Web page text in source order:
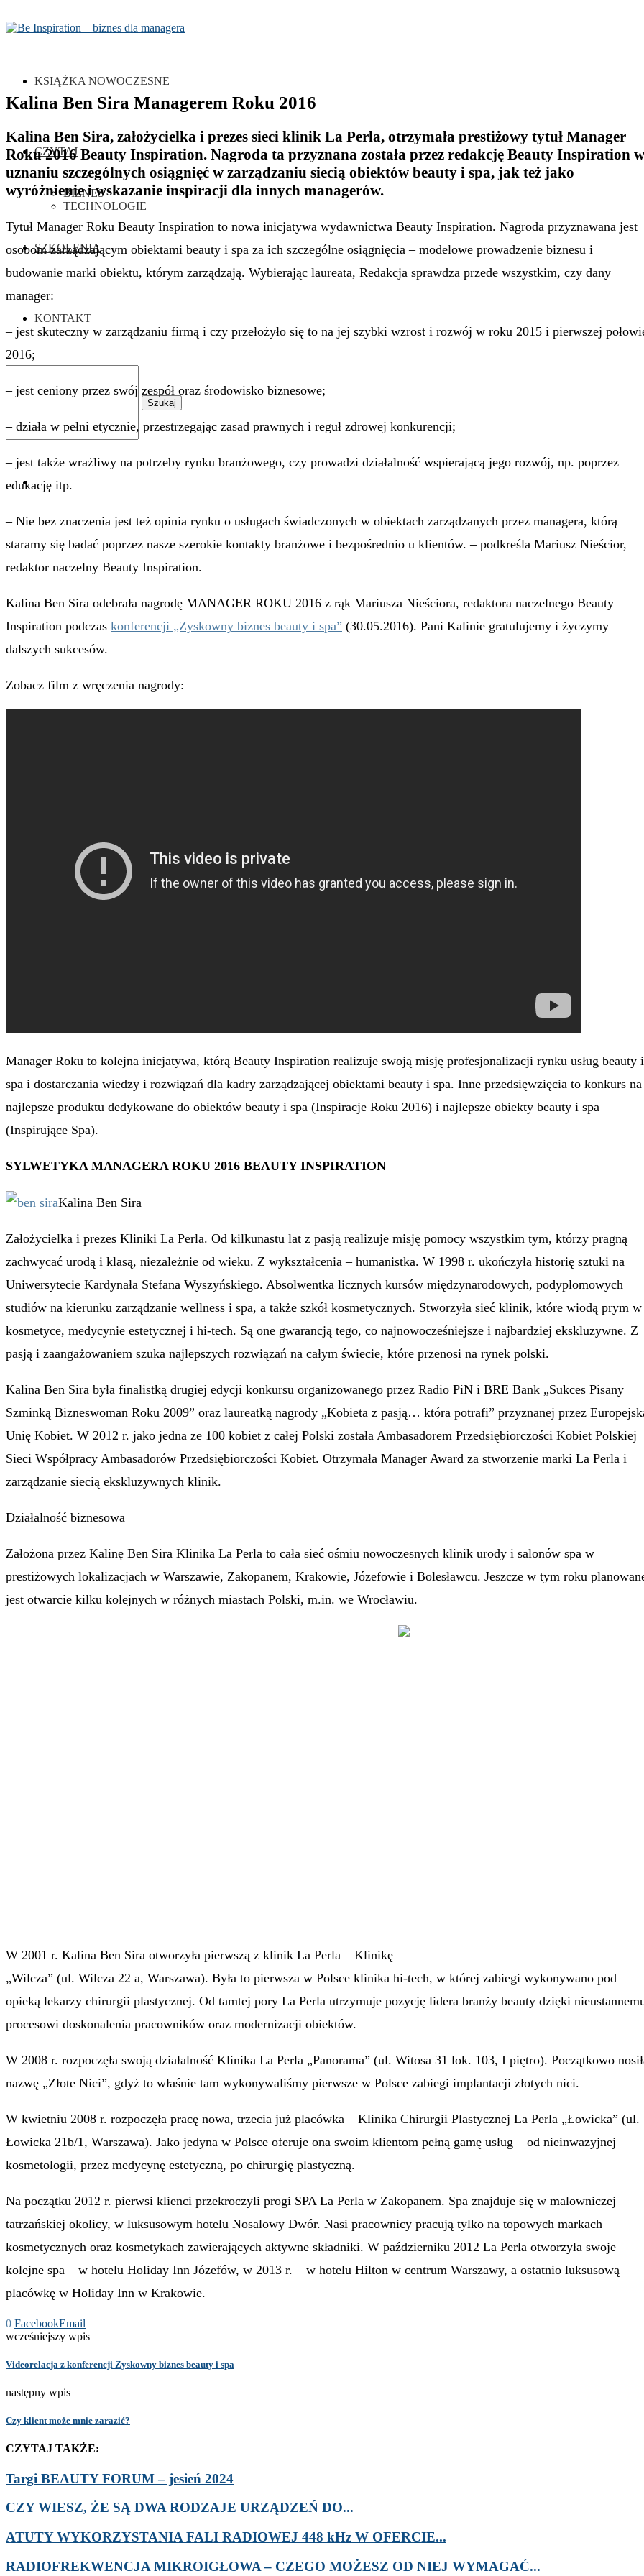
KSIĄŻKA NOWOCZESNE
CZYTAJ
BIZNES
TECHNOLOGIE
SZKOLENIA
KONTAKT
Szukaj
0
Kalina Ben Sira Managerem Roku 2016
Kalina Ben Sira, założycielka i prezes sieci klinik La Perla, otrzymała prestiżowy tytuł Manager
Roku 2016 Beauty Inspiration. Nagroda ta przyznana została przez redakcję Beauty Inspiration w
uznaniu szczególnych osiągnięć w zarządzaniu siecią obiektów beauty i spa, jak też jako
wyróżnienie i wskazanie inspiracji dla innych managerów.
Tytuł Manager Roku Beauty Inspiration to nowa inicjatywa wydawnictwa Beauty Inspiration. Nagroda przyznawana jest
osobom zarządzającym obiektami beauty i spa za ich szczególne osiągnięcia – modelowe prowadzenie biznesu i
budowanie marki obiektu, którym zarządzają. Wybierając laureata, Redakcja sprawdza przede wszystkim, czy dany
manager:
– jest skuteczny w zarządzaniu firmą i czy przełożyło się to na jej szybki wzrost i rozwój w roku 2015 i pierwszej
2016;
– jest ceniony przez swój zespół oraz środowisko biznesowe;
– działa w pełni etycznie, przestrzegając zasad prawnych i reguł zdrowej konkurencji;
– jest także wrażliwy na potrzeby rynku branżowego, czy prowadzi działalność wspierającą jego rozwój, np. poprzez
edukację itp.
– Nie bez znaczenia jest też opinia rynku o usługach świadczonych w obiektach zarządzanych przez managera, którą
staramy się badać poprzez nasze szerokie kontakty branżowe i bezpośrednio u klientów. – podkreśla Mariusz Nieścior,
redaktor naczelny Beauty Inspiration.
Kalina Ben Sira odebrała nagrodę MANAGER ROKU 2016 z rąk Mariusza Nieściora, redaktora naczelnego Beauty
Inspiration podczas konferencji „Zyskowny biznes beauty i spa” (30.05.2016). Pani Kalinie gratulujemy i życzymy
dalszych sukcesów.
Zobacz film z wręczenia nagrody:
Manager Roku to kolejna inicjatywa, którą Beauty Inspiration realizuje swoją misję profesjonalizacji rynku usług beauty i
spa i dostarczania wiedzy i rozwiązań dla kadry zarządzającej obiektami beauty i spa. Inne przedsięwzięcia to konkurs na
najlepsze produktu dedykowane do obiektów beauty i spa (Inspiracje Roku 2016) i najlepsze obiekty beauty i spa
(Inspirujące Spa).
SYLWETYKA MANAGERA ROKU 2016 BEAUTY INSPIRATION
Kalina Ben Sira
Założycielka i prezes Kliniki La Perla. Od kilkunastu lat z pasją realizuje misję pomocy wszystkim tym, którzy pragną
zachwycać urodą i klasą, niezależnie od wieku. Z wykształcenia – humanistka. W 1998 r. ukończyła historię sztuki na
Uniwersytecie Kardynała Stefana Wyszyńskiego. Absolwentka licznych kursów międzynarodowych, podyplomowych
studiów na kierunku zarządzanie wellness i spa, a także szkół kosmetycznych. Stworzyła sieć klinik, które wiodą prym w
kosmetyce, medycynie estetycznej i hi-tech. Są one gwarancją tego, co najnowocześniejsze i najbardziej ekskluzywne. Z
pasją i zaangażowaniem szuka najlepszych rozwiązań na całym świecie, które przenosi na rynek polski.
Kalina Ben Sira była finalistką drugiej edycji konkursu organizowanego przez Radio PiN i BRE Bank „Sukces Pisany
Szminką Bizneswoman Roku 2009” oraz laureatką nagrody „Kobieta z pasją… która potrafi” przyznanej przez
Unię Kobiet. W 2012 r. jako jedna ze 100 kobiet z całej Polski została Ambasadorem Przedsiębiorczości Kobiet Polskiej
Sieci Współpracy Ambasadorów Przedsiębiorczości Kobiet. Otrzymała Manager Award za stworzenie marki La Perla i
zarządzanie siecią ekskluzywnych klinik.
Działalność biznesowa
Założona przez Kalinę Ben Sira Klinika La Perla to cała sieć ośmiu nowoczesnych klinik urody i salonów spa w
prestiżowych lokalizacjach w Warszawie, Zakopanem, Krakowie, Józefowie i Bolesławcu. Jeszcze w tym roku
jest otwarcie kilku kolejnych w różnych miastach Polski, m.in. we Wrocławiu.
W 2001 r. Kalina Ben Sira otworzyła pierwszą z klinik La Perla – Klinikę
„Wilcza” (ul. Wilcza 22 a, Warszawa). Była to pierwsza w Polsce klinika hi-tech, w której zabiegi wykonywano pod
opieką lekarzy chirurgii plastycznej. Od tamtej pory La Perla utrzymuje pozycję lidera branży beauty dzięki
procesowi doskonalenia pracowników oraz modernizacji obiektów.
W 2008 r. rozpoczęła swoją działalność Klinika La Perla „Panorama” (ul. Witosa 31 lok. 103, I piętro). Początkowo
nazwę „Złote Nici”, gdyż to właśnie tam wykonywaliśmy pierwsze w Polsce zabiegi implantacji złotych nici.
W kwietniu 2008 r. rozpoczęła pracę nowa, trzecia już placówka – Klinika Chirurgii Plastycznej La Perla „Łowicka” (ul.
Łowicka 21b/1, Warszawa). Jako jedyna w Polsce oferuje ona swoim klientom pełną gamę usług – od nieinwazyjnej
kosmetologii, przez medycynę estetyczną, po chirurgię plastyczną.
Na początku 2012 r. pierwsi klienci przekroczyli progi SPA La Perla w Zakopanem. Spa znajduje się w malowniczej
tatrzańskiej okolicy, w luksusowym hotelu Nosalowy Dwór. Nasi pracownicy pracują tylko na topowych markach
kosmetycznych oraz kosmetykach zawierających aktywne składniki. W październiku 2012 La Perla otworzyła swoje
kolejne spa – w hotelu Holiday Inn Józefów, w 2013 r. – w hotelu Hilton w centrum Warszawy, a ostatnio luksusową
placówkę w Holiday Inn w Krakowie.
0 FacebookEmail
wcześniejszy wpis
Videorelacja z konferencji Zyskowny biznes beauty i spa
następny wpis
Czy klient może mnie zarazić?
CZYTAJ TAKŻE:
Targi BEAUTY FORUM – jesień 2024
CZY WIESZ, ŻE SĄ DWA RODZAJE URZĄDZEŃ DO...
ATUTY WYKORZYSTANIA FALI RADIOWEJ 448 kHz W OFERCIE...
RADIOFREKWENCJA MIKROIGŁOWA – CZEGO MOŻESZ OD NIEJ WYMAGAĆ...